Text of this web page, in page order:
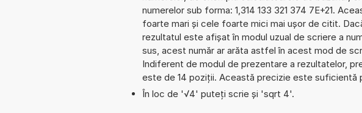
numerelor sub forma: 1,314 133 321 374 7E+21.
foarte mari și cele foarte mici mai ușor de citit.
rezultatul este afișat în modul uzual de scriere a
sus, acest număr ar arăta astfel în acest mod de
Indiferent de modul de prezentare a rezultatelor,
este de 14 poziții. Această precizie este suficientă
În loc de '√4' puteți scrie și 'sqrt 4'.